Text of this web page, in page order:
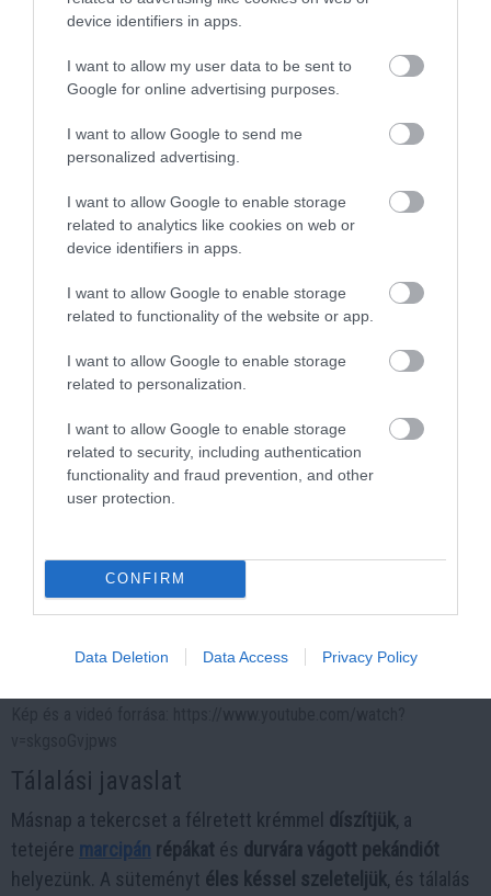
device identifiers in apps.
I want to allow my user data to be sent to
Google for online advertising purposes.
I want to allow Google to send me
personalized advertising.
I want to allow Google to enable storage
related to analytics like cookies on web or
device identifiers in apps.
I want to allow Google to enable storage
related to functionality of the website or app.
I want to allow Google to enable storage
related to personalization.
I want to allow Google to enable storage
related to security, including authentication
functionality and fraud prevention, and other
user protection.
CONFIRM
Data Deletion Data Access Privacy Policy
4 h 54 min
Die Instantly
471 145 163
Tálalási javaslat
Másnap a tekercset a félretett krémmel díszítjük, a
tetejére marcipán répákat és durvára vágott pekándiót
helyezünk. A süteményt éles késsel szeleteljük, és tálalás